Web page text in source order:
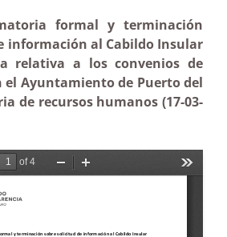
formal y terminación
información al Cabildo Insular
relativa a los convenios de
el Ayuntamiento de Puerto del
de recursos humanos (17-03-